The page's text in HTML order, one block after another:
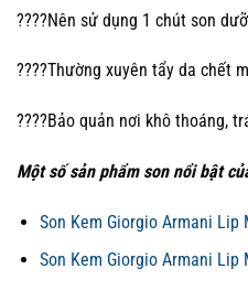
????Nên sử dụng 1 chút son
????Thường xuyên tẩy da chết
????Bảo quản nơi khô thoáng,
Một số sản phẩm son nổi bật
Son Kem Giorgio Armani Lip
Son Kem Giorgio Armani Lip